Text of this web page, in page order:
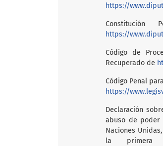
https://
Constitución
https://
Código de
Recuperado de
Código Penal
https://
Declaración
abuso de poder
Naciones
la primera